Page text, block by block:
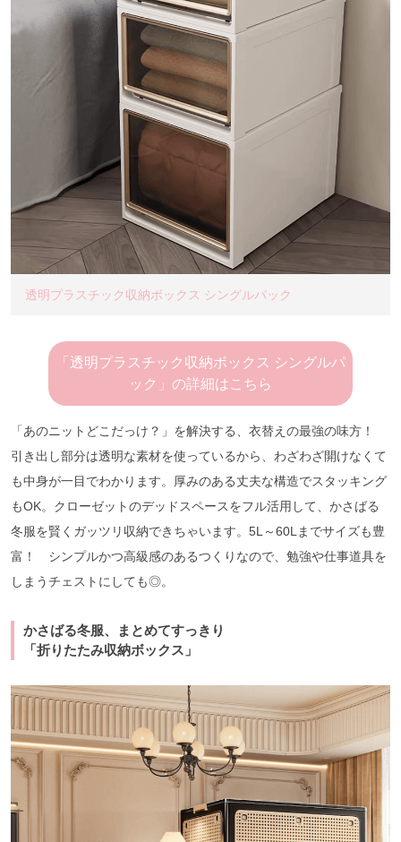
透明プラスチック収納ボックス シングルパック
「透明プラスチック収納ボックス シングルパ
ック」の詳細はこちら
「あのニットどこだっけ？」を解決する、衣替えの最強の味方！
引き出し部分は透明な素材を使っているから、わざわざ開けなくて
も中身が一目でわかります。厚みのある丈夫な構造でスタッキング
もOK。クローゼットのデッドスペースをフル活用して、かさばる
冬服を賢くガッツリ収納できちゃいます。5L～60Lまでサイズも豊
富！ シンプルかつ高級感のあるつくりなので、勉強や仕事道具を
しまうチェストにしても◎。
かさばる冬服、まとめてすっきり
「折りたたみ収納ボックス」